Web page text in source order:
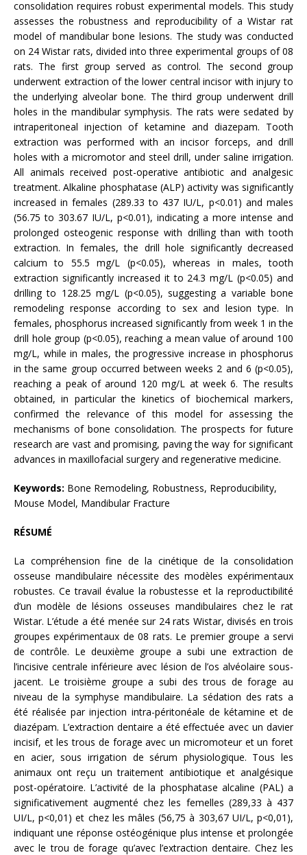
consolidation requires robust experimental models. This study
assesses the robustness and reproducibility of a Wistar rat
model of mandibular bone lesions. The study was conducted
on 24 Wistar rats, divided into three experimental groups of 08
rats. The first group served as control. The second group
underwent extraction of the lower central incisor with injury to
the underlying alveolar bone. The third group underwent drill
holes in the mandibular symphysis. The rats were sedated by
intraperitoneal injection of ketamine and diazepam. Tooth
extraction was performed with an incisor forceps, and drill
holes with a micromotor and steel drill, under saline irrigation.
All animals received post-operative antibiotic and analgesic
treatment. Alkaline phosphatase (ALP) activity was significantly
increased in females (289.33 to 437 IU/L, p<0.01) and males
(56.75 to 303.67 IU/L, p<0.01), indicating a more intense and
prolonged osteogenic response with drilling than with tooth
extraction. In females, the drill hole significantly decreased
calcium to 55.5 mg/L (p<0.05), whereas in males, tooth
extraction significantly increased it to 24.3 mg/L (p<0.05) and
drilling to 128.25 mg/L (p<0.05), suggesting a variable bone
remodeling response according to sex and lesion type. In
females, phosphorus increased significantly from week 1 in the
drill hole group (p<0.05), reaching a mean value of around 100
mg/L, while in males, the progressive increase in phosphorus
in the same group occurred between weeks 2 and 6 (p<0.05),
reaching a peak of around 120 mg/L at week 6. The results
obtained, in particular the kinetics of biochemical markers,
confirmed the relevance of this model for assessing the
mechanisms of bone consolidation. The prospects for future
research are vast and promising, paving the way for significant
advances in maxillofacial surgery and regenerative medicine.
Keywords: Bone Remodeling, Robustness, Reproducibility,
Mouse Model, Mandibular Fracture
RÉSUMÉ
La compréhension fine de la cinétique de la consolidation
osseuse mandibulaire nécessite des modèles expérimentaux
robustes. Ce travail évalue la robustesse et la reproductibilité
d’un modèle de lésions osseuses mandibulaires chez le rat
Wistar. L’étude a été menée sur 24 rats Wistar, divisés en trois
groupes expérimentaux de 08 rats. Le premier groupe a servi
de contrôle. Le deuxième groupe a subi une extraction de
l’incisive centrale inférieure avec lésion de l’os alvéolaire sous-
jacent. Le troisième groupe a subi des trous de forage au
niveau de la symphyse mandibulaire. La sédation des rats a
été réalisée par injection intra-péritonéale de kétamine et de
diazépam. L’extraction dentaire a été effectuée avec un davier
incisif, et les trous de forage avec un micromoteur et un foret
en acier, sous irrigation de sérum physiologique. Tous les
animaux ont reçu un traitement antibiotique et analgésique
post-opératoire. L’activité de la phosphatase alcaline (PAL) a
significativement augmenté chez les femelles (289,33 à 437
UI/L, p<0,01) et chez les mâles (56,75 à 303,67 UI/L, p<0,01),
indiquant une réponse ostéogénique plus intense et prolongée
avec le trou de forage qu’avec l’extraction dentaire. Chez les